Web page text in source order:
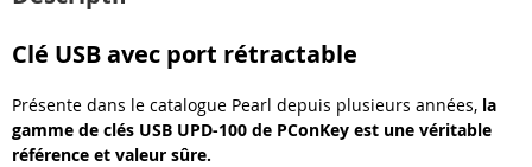
Clé USB avec port rétractable
Présente dans le catalogue Pearl depuis plusieurs années, la
gamme de clés USB UPD-100 de PConKey est une véritable
référence et valeur sûre.